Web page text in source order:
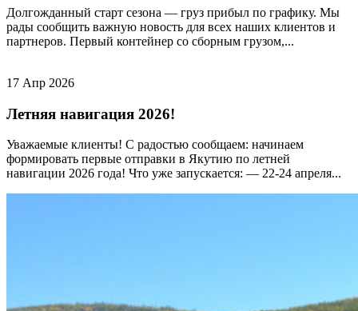
Долгожданный старт сезона — груз прибыл по графику. Мы
рады сообщить важную новость для всех наших клиентов и
партнеров. Первый контейнер со сборным грузом,...
17 Апр 2026
Летняя навигация 2026!
Уважаемые клиенты! С радостью сообщаем: начинаем
формировать первые отправки в Якутию по летней
навигации 2026 года! Что уже запускается: — 22-24 апреля...